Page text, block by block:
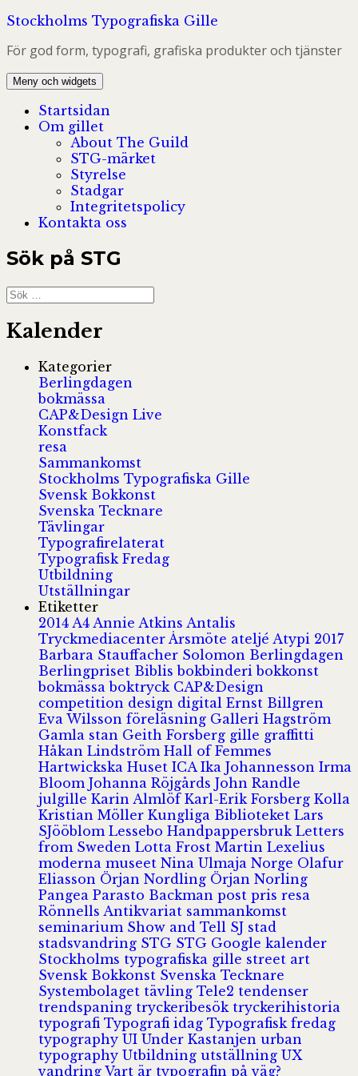
Hoppa
innehåll
Stockholms Typografiska Gille
För god form, typografi, grafiska produkter och tjänster
Meny och widgets
Startsidan
Om gillet
About The Guild
STG-märket
Styrelse
Stadgar
Integritetspolicy
Kontakta oss
Sök på STG
Sök
efter:
Kalender
Kategorier
Berlingdagen
bokmässa
CAP&Design Live
Konstfack
resa
Sammankomst
Stockholms Typografiska Gille
Svensk Bokkonst
Svenska Tecknare
Tävlingar
Typografirelaterat
Typografisk Fredag
Utbildning
Utställningar
Etiketter
2014 A4 Annie Atkins Antalis
Tryckmediacenter Årsmöte ateljé Atypi 2017
Barbara Stauffacher Solomon Berlingdagen
Berlingpriset Biblisbokbinderibokkonst
bokmässaboktryck CAP&Design
competition design digital Ernst Billgren
Eva Wilsson föreläsning Galleri Hagström
Gamla stan Geith Forsberg gille graffitti
Håkan Lindström Hall of Femmes
Hartwickska Huset ICA Ika Johannesson Irma
Bloom Johanna Röjgårds John Randle
julgille Karin Almlöf Karl-Erik Forsberg Kolla
Kristian Möller Kungliga Biblioteket Lars
SJööblom Lessebo Handpappersbruk Letters
from Sweden Lotta Frost Martin Lexelius
moderna museet Nina Ulmaja Norge Olafur
Eliasson Örjan Nordling Örjan Norling
Pangea Parasto Backman post pris resa
Rönnells Antikvariat sammankomst
seminarium Show and Tell SJ stad
stadsvandring STG STG Google kalender
Stockholms typografiska gille street art
Svensk Bokkonst Svenska Tecknare
Systembolaget tävling Tele2 tendenser
trendspaning tryckeribesök tryckerihistoria
typografi Typografi idag Typografisk fredag
typography UI Under Kastanjen urban
typography Utbildning utställning UX
vandring Vart är typografin på väg?